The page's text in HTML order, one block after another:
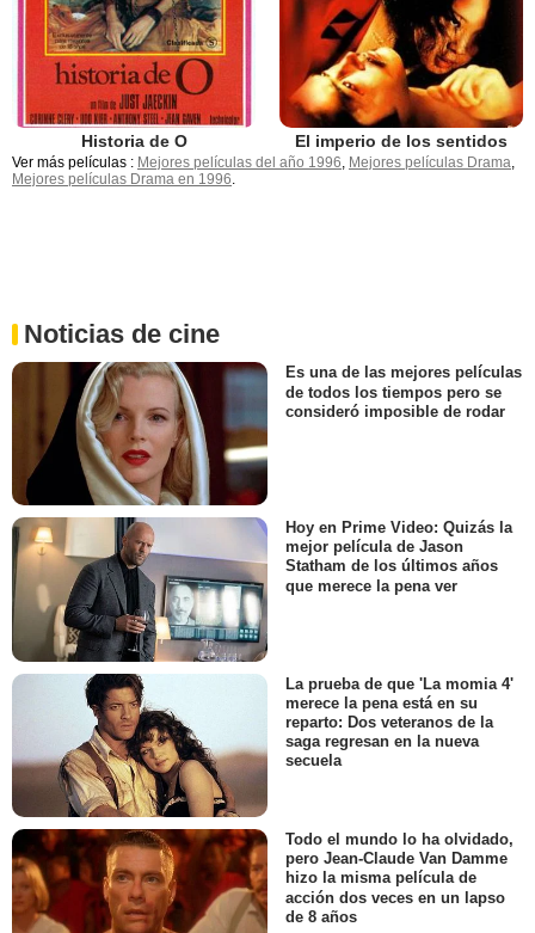
Historia de O El imperio de los sentidos
Ver más películas : Mejores películas del año 1996, Mejores películas Drama,
Mejores películas Drama en 1996.
Noticias de cine
Es una de las mejores películas
de todos los tiempos pero se
consideró imposible de rodar
Hoy en Prime Video: Quizás la
mejor película de Jason
Statham de los últimos años
que merece la pena ver
La prueba de que 'La momia 4'
merece la pena está en su
reparto: Dos veteranos de la
saga regresan en la nueva
secuela
Todo el mundo lo ha olvidado,
pero Jean-Claude Van Damme
hizo la misma película de
acción dos veces en un lapso
de 8 años